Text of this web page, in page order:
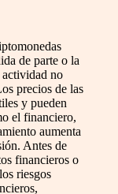
de parte o la
actividad no
precios de las
y pueden
el financiero,
aumenta
Antes de
financieros o
riesgos